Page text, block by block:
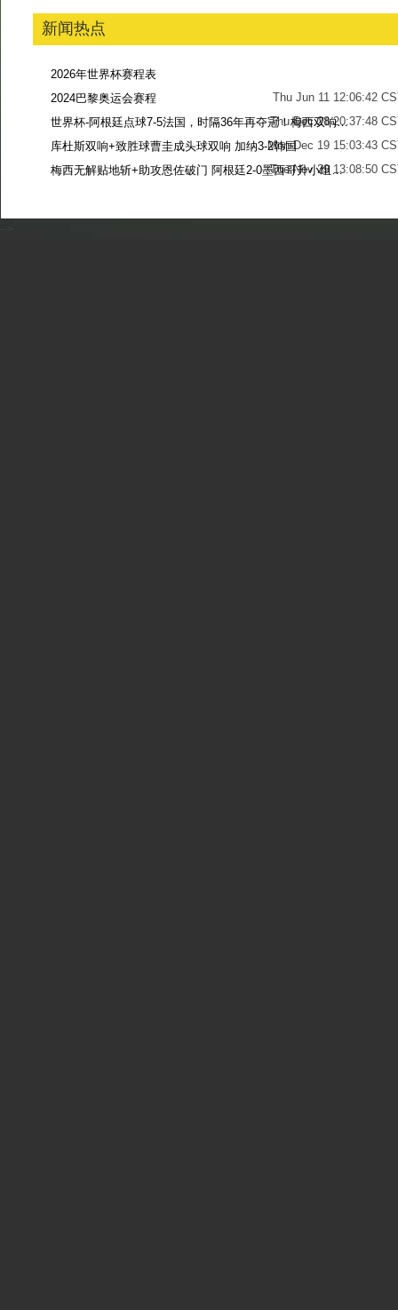
新闻热点
2026年世界杯赛程表
Thu Jun 11 12:06:42
2024巴黎奥运会赛程
Thu Dec 28 20:37:48
世界杯-阿根廷点球7-5法国，时隔36年再夺冠！梅西双响姆巴佩戴帽
Mon Dec 19 15:03:43
库杜斯双响+致胜球曹圭成头球双响 加纳3-2韩国
Tue Nov 29 13:08:50
梅西无解贴地斩+助攻恩佐破门 阿根廷2-0墨西哥升小组第二